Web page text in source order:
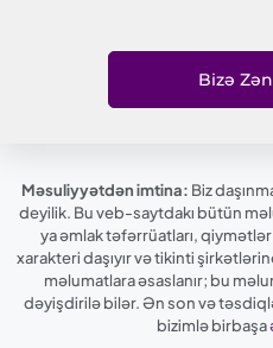
Bizə
Məsuliyyətdən imtina: Biz
deyilik. Bu veb-saytdakı bütün
ya əmlak təfərrüatları,
xarakteri daşıyır və tikinti
məlumatlara əsaslanır; bu
dəyişdirilə bilər. Ən son və
bizimlə birbaşa